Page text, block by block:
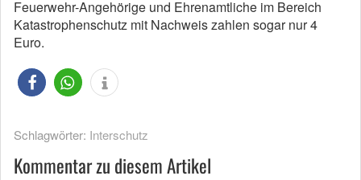
Feuerwehr-Angehörige und Ehrenamtliche im Bereich
Katastrophenschutz mit Nachweis zahlen sogar nur 4
Euro.
Schlagwörter: Interschutz
Kommentar zu diesem Artikel